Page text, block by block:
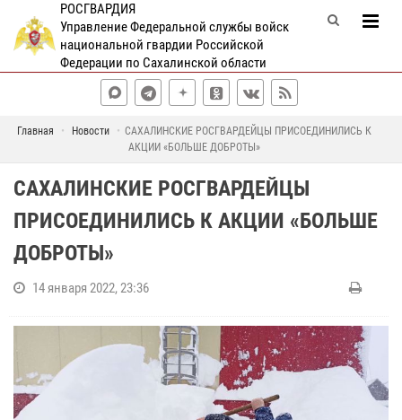
РОСГВАРДИЯ
Управление Федеральной службы войск
национальной гвардии Российской
Федерации по Сахалинской области
Главная Новости
САХАЛИНСКИЕ РОСГВАРДЕЙЦЫ ПРИСОЕДИНИЛИСЬ К
АКЦИИ «БОЛЬШЕ ДОБРОТЫ»
САХАЛИНСКИЕ РОСГВАРДЕЙЦЫ
ПРИСОЕДИНИЛИСЬ К АКЦИИ «БОЛЬШЕ
ДОБРОТЫ»
14 января 2022, 23:36